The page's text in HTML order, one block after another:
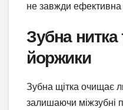
не завжди ефективна
Зубна нитка
йоржики
Зубна щітка очищає
залишаючи міжзубні